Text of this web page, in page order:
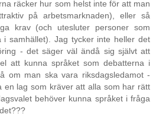
räcker hur som helst inte för att man
på arbetsmarknaden), eller så
krav (och utesluter personer som
i samhället). Jag tycker inte heller det
- det säger väl ändå sig självt att
att kunna språket som debatterna i
om man ska vara riksdagsledamot -
en lag som kräver att alla som har rätt
behöver kunna språket i fråga